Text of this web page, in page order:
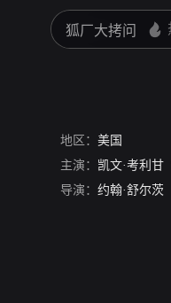
地区： 美国
主演： 凯文·考利甘
导演： 约翰·舒尔茨